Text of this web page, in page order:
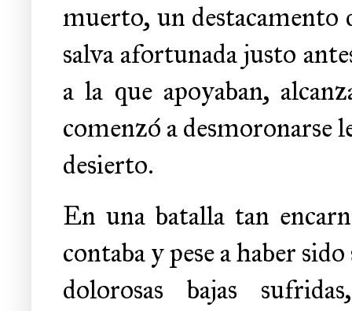
muerto, un destacamento
salva afortunada justo
a la que apoyaban,
comenzó a desmoronarse
desierto.
En una batalla tan
contaba y pese a haber
dolorosas bajas